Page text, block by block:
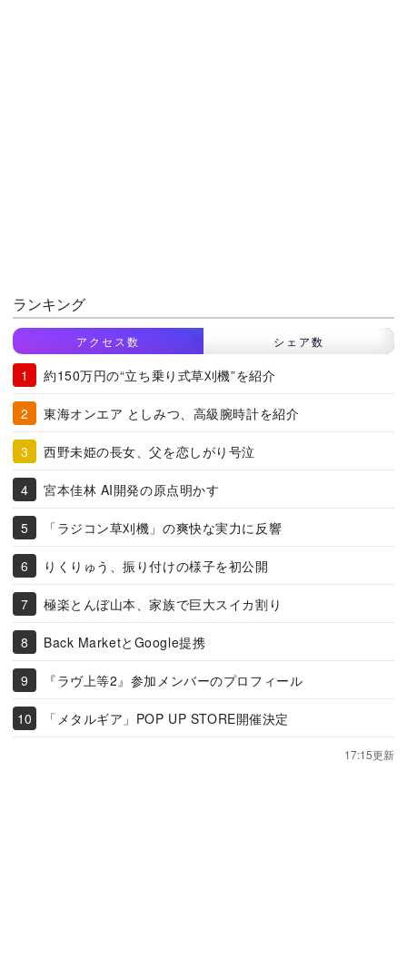
ランキング
アクセス数 シェア数
約150万円の“立ち乗り式草刈機”を紹介
東海オンエア としみつ、高級腕時計を紹介
西野未姫の長女、父を恋しがり号泣
宮本佳林 AI開発の原点明かす
「ラジコン草刈機」の爽快な実力に反響
りくりゅう、振り付けの様子を初公開
極楽とんぼ山本、家族で巨大スイカ割り
Back MarketとGoogle提携
『ラヴ上等2』参加メンバーのプロフィール
「メタルギア」POP UP STORE開催決定
17:15更新